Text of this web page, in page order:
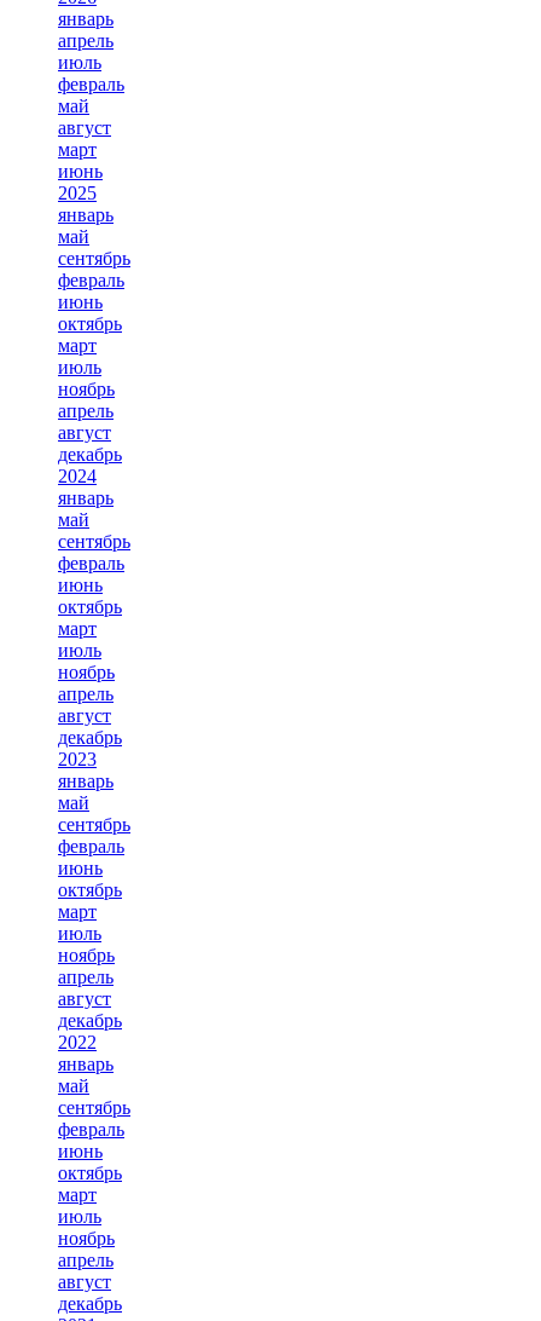
январь
апрель
июль
февраль
май
август
март
июнь
2025
январь
май
сентябрь
февраль
июнь
октябрь
март
июль
ноябрь
апрель
август
декабрь
2024
январь
май
сентябрь
февраль
июнь
октябрь
март
июль
ноябрь
апрель
август
декабрь
2023
январь
май
сентябрь
февраль
июнь
октябрь
март
июль
ноябрь
апрель
август
декабрь
2022
январь
май
сентябрь
февраль
июнь
октябрь
март
июль
ноябрь
апрель
август
декабрь